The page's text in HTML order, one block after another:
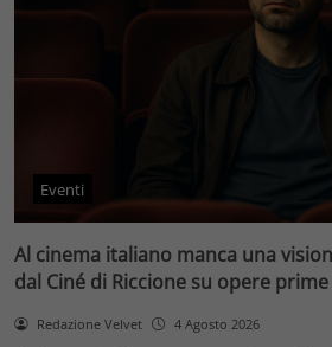
Eventi
Al cinema italiano manca una
dal Ciné di Riccione su opere
Redazione Velvet 4 Agosto 2026